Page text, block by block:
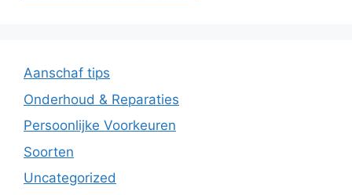
Aanschaf tips
Onderhoud & Reparaties
Persoonlijke Voorkeuren
Soorten
Uncategorized